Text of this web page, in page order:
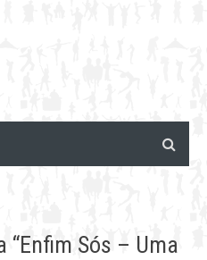
“Enfim Sós – Uma